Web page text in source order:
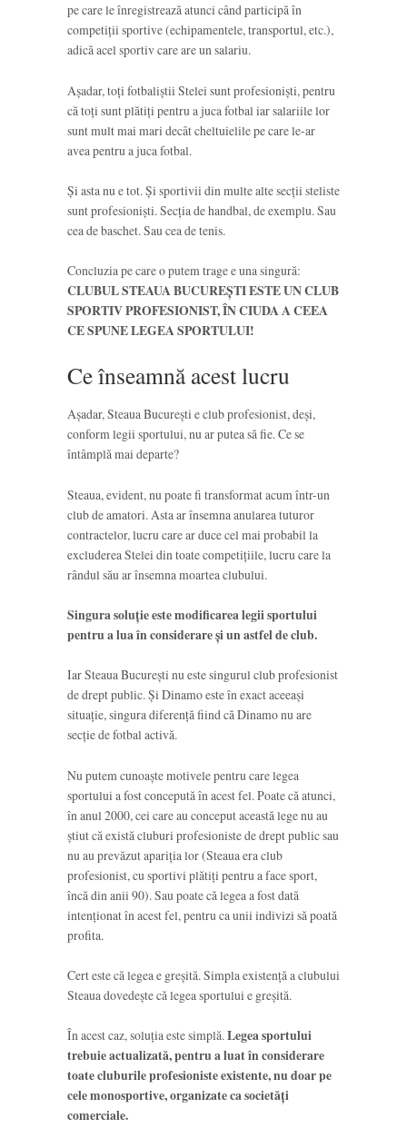
pe care le înregistrează atunci când participă în
competiții sportive (echipamentele, transportul, etc.),
adică acel sportiv care are un salariu.
Așadar, toți fotbaliștii Stelei sunt profesioniști, pentru
că toți sunt plătiți pentru a juca fotbal iar salariile lor
sunt mult mai mari decât cheltuielile pe care le-ar
avea pentru a juca fotbal.
Și asta nu e tot. Și sportivii din multe alte secții steliste
sunt profesioniști. Secția de handbal, de exemplu. Sau
cea de baschet. Sau cea de tenis.
Concluzia pe care o putem trage e una singură:
CLUBUL STEAUA BUCUREȘTI ESTE UN CLUB
SPORTIV PROFESIONIST, ÎN CIUDA A CEEA
CE SPUNE LEGEA SPORTULUI!
Ce înseamnă acest lucru
Așadar, Steaua București e club profesionist, deși,
conform legii sportului, nu ar putea să fie. Ce se
întâmplă mai departe?
Steaua, evident, nu poate fi transformat acum într-un
club de amatori. Asta ar însemna anularea tuturor
contractelor, lucru care ar duce cel mai probabil la
excluderea Stelei din toate competițiile, lucru care la
rândul său ar însemna moartea clubului.
Singura soluție este modificarea legii sportului
pentru a lua în considerare și un astfel de club.
Iar Steaua București nu este singurul club profesionist
de drept public. Și Dinamo este în exact aceeași
situație, singura diferență fiind că Dinamo nu are
secție de fotbal activă.
Nu putem cunoaște motivele pentru care legea
sportului a fost concepută în acest fel. Poate că atunci,
în anul 2000, cei care au conceput această lege nu au
știut că există cluburi profesioniste de drept public sau
nu au prevăzut apariția lor (Steaua era club
profesionist, cu sportivi plătiți pentru a face sport,
încă din anii 90). Sau poate că legea a fost dată
intenționat în acest fel, pentru ca unii indivizi să poată
profita.
Cert este că legea e greșită. Simpla existență a clubului
Steaua dovedește că legea sportului e greșită.
În acest caz, soluția este simplă.Legea sportului
trebuie actualizată, pentru a luat în considerare
toate cluburile profesioniste existente, nu doar pe
cele monosportive, organizate ca societăți
comerciale.